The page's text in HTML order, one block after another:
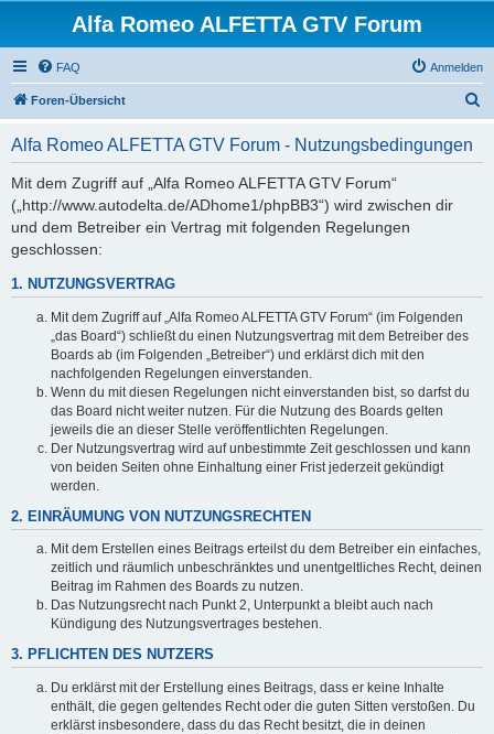
Alfa Romeo ALFETTA GTV Forum
FAQ Anmelden
Foren-Übersicht
Alfa Romeo ALFETTA GTV Forum - Nutzungsbedingungen
Mit dem Zugriff auf „Alfa Romeo ALFETTA GTV Forum“
(„http://www.autodelta.de/ADhome1/phpBB3“) wird zwischen dir
und dem Betreiber ein Vertrag mit folgenden Regelungen
geschlossen:
1. NUTZUNGSVERTRAG
Mit dem Zugriff auf „Alfa Romeo ALFETTA GTV Forum“ (im Folgenden
„das Board“) schließt du einen Nutzungsvertrag mit dem Betreiber des
Boards ab (im Folgenden „Betreiber“) und erklärst dich mit den
nachfolgenden Regelungen einverstanden.
Wenn du mit diesen Regelungen nicht einverstanden bist, so darfst du
das Board nicht weiter nutzen. Für die Nutzung des Boards gelten
jeweils die an dieser Stelle veröffentlichten Regelungen.
Der Nutzungsvertrag wird auf unbestimmte Zeit geschlossen und kann
von beiden Seiten ohne Einhaltung einer Frist jederzeit gekündigt
werden.
2. EINRÄUMUNG VON NUTZUNGSRECHTEN
Mit dem Erstellen eines Beitrags erteilst du dem Betreiber ein einfaches,
zeitlich und räumlich unbeschränktes und unentgeltliches Recht, deinen
Beitrag im Rahmen des Boards zu nutzen.
Das Nutzungsrecht nach Punkt 2, Unterpunkt a bleibt auch nach
Kündigung des Nutzungsvertrages bestehen.
3. PFLICHTEN DES NUTZERS
Du erklärst mit der Erstellung eines Beitrags, dass er keine Inhalte
enthält, die gegen geltendes Recht oder die guten Sitten verstoßen. Du
erklärst insbesondere, dass du das Recht besitzt, die in deinen